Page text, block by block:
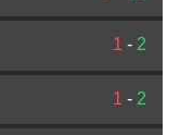
1 - 2
1 - 2